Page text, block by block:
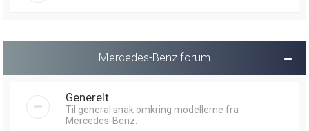
Mercedes-Benz forum
Generelt
Til general snak omkring modellerne fra
Mercedes-Benz.